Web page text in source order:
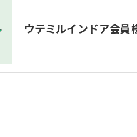
ウテミルインドア会員